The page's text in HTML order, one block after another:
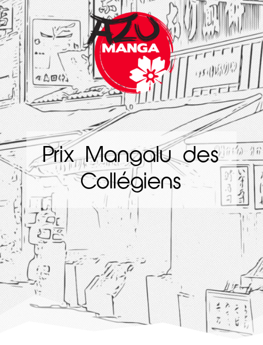
Prix Mangalu des
Collégiens